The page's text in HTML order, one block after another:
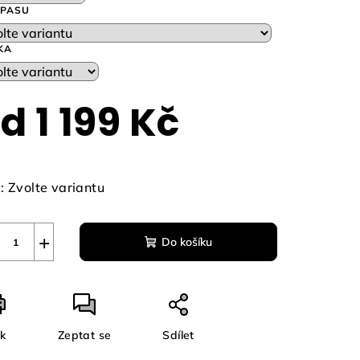
1 199 Kč
Zvolte variantu
+ Do košíku
Zeptat se Sdílet